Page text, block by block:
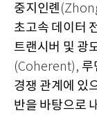
중지인롄
초고속 데이터
트랜시버 및 광
(Coherent), 루
경쟁 관계에 있
반을 바탕으로